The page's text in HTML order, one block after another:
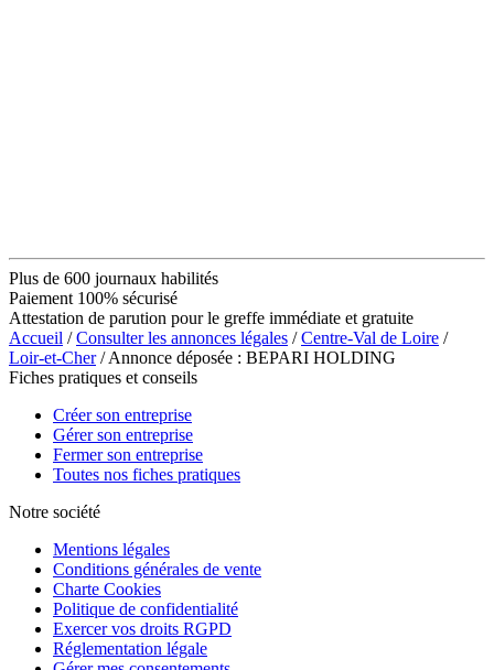
Plus de 600 journaux habilités
Paiement 100% sécurisé
Attestation de parution pour le greffe immédiate et gratuite
Accueil /Consulter les annonces légales /Centre-Val de Loire /
Loir-et-Cher/ Annonce déposée : BEPARI HOLDING
Fiches pratiques et conseils
Créer son entreprise
Gérer son entreprise
Fermer son entreprise
Toutes nos fiches pratiques
Notre société
Mentions légales
Conditions générales de vente
Charte Cookies
Politique de confidentialité
Exercer vos droits RGPD
Réglementation légale